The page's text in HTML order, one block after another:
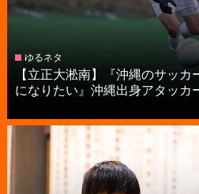
ゆるネタ
【立正大淞南】『沖縄のサッ
になりたい』沖縄出身アタッカ